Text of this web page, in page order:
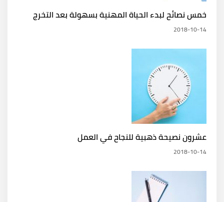
خمس نصائح لبدء الحياة المهنية بسهولة بعد التخرج
2018-10-14
عشرون نصيحة ذهبية للنجاح في العمل
2018-10-14